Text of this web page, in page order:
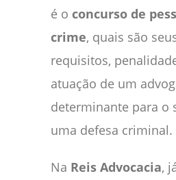
é o concurso de
crime, quais são
requisitos,
atuação de um
determinante para o
uma defesa criminal.
Na Reis Advocacia,